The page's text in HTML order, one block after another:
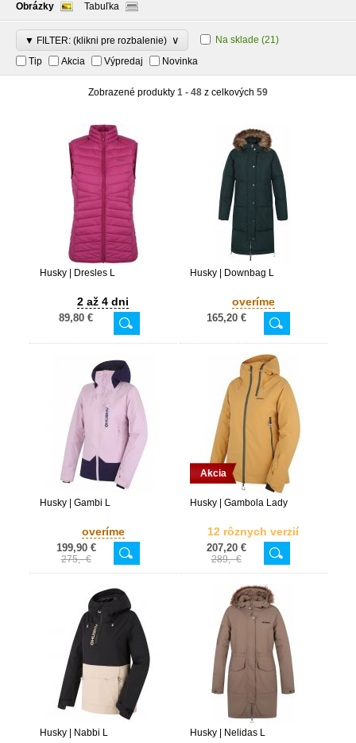
Obrázky
Tabuľka
▼ FILTER: (klikni pre rozbalenie) ∨ Na sklade (21)
Tip
Akcia Výpredaj Novinka
Zobrazené produkty 1 - 48 z celkových 59
Husky | Dresles L
2 až 4 dni
89,80 €
Husky | Downbag L
overíme
165,20 €
Husky | Gambi L
overíme
199,90 €
275,- €
Akcia
Husky | Gambola Lady
12 rôznych verzií
207,20 €
289,- €
Husky | Nabbi L Husky | Nelidas L